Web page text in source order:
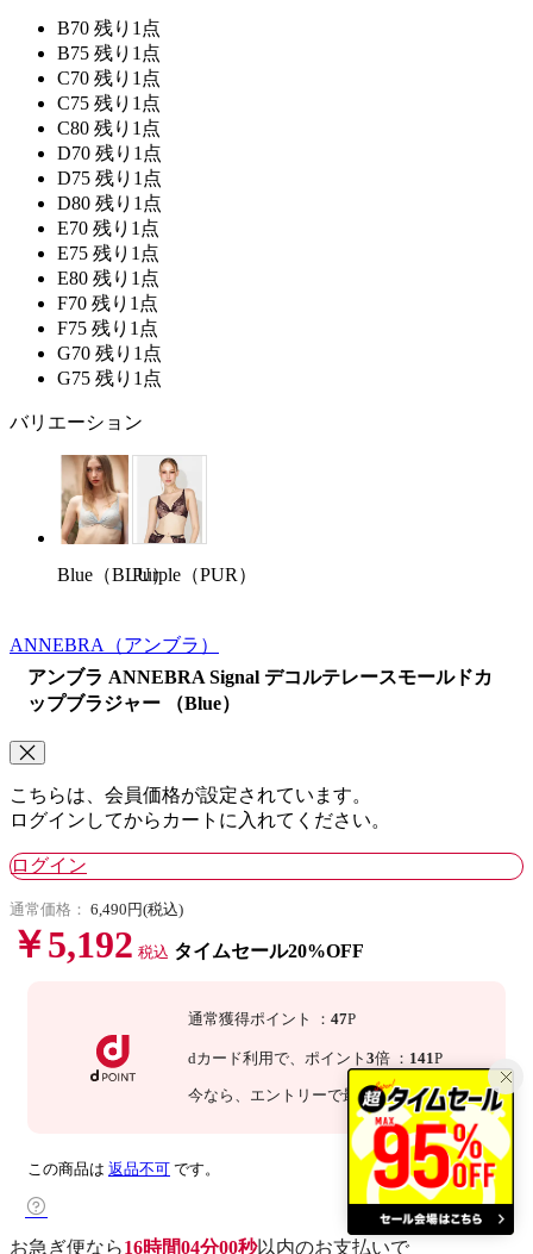
B70 残り1点
B75 残り1点
C70 残り1点
C75 残り1点
C80 残り1点
D70 残り1点
D75 残り1点
D80 残り1点
E70 残り1点
E75 残り1点
E80 残り1点
F70 残り1点
F75 残り1点
G70 残り1点
G75 残り1点
バリエーション
Blue（BLU）Purple（PUR）
ANNEBRA （アンブラ）
アンブラ ANNEBRA Signal デコルテレースモールドカ
ップブラジャー （Blue）
こちらは、会員価格が設定されています。
ログインしてからカートに入れてください。
ログイン
通常価格： 6,490円(税込)
￥5,192 税込 タイムセール20%OFF
通常獲得ポイント ： 47P
dカード利用で、 ポイント 3倍 ： 141P
今なら 、エントリーで最大 倍！詳細
この商品は 返品不可 です。
お急ぎ便なら16時間03分59秒以内のお支払いで